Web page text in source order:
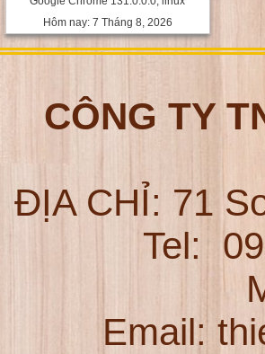
Hôm nay: 7 Tháng 8, 2026
CÔNG TY
ĐỊA CHỈ: 71
Tel:
Email: